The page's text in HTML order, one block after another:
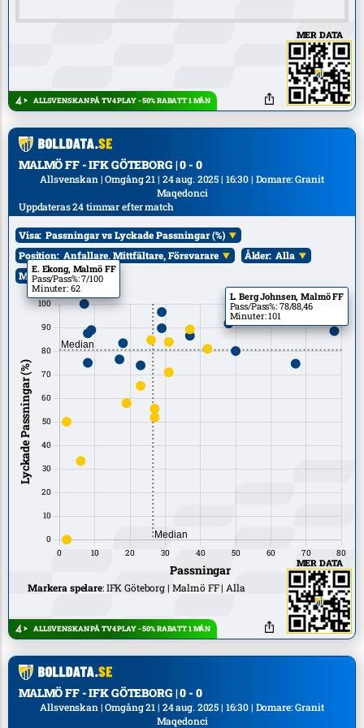
ALLSVENSKAN PÅ TV4 PLAY - 50% RABATT 1 MÅN
MER DATA
MALMÖ FF - IFK GÖTEBORG | 0 - 0
Allsvenskan | Omgång 21 | 24 aug. 2025 | 16:30 | Domare: Granit
Maqedonci
Uppdateras 24 timmar efter match
Visa: Passningar vs Lyckade Passningar (%)
Position: Anfallare, Mittfältare, Försvarare Ålder: Alla
Mål: Alla
L. Berg Johnsen, Malmö FF
Pass/Pass%: 78/88,46
Minuter: 101
E. Ekong, Malmö FF
Pass/Pass%: 7/100
Minuter: 62
Markera spelare:IFK Göteborg Malmö FF Alla
ALLSVENSKAN PÅ TV4 PLAY - 50% RABATT 1 MÅN
MER DATA
MALMÖ FF - IFK GÖTEBORG | 0 - 0
Allsvenskan | Omgång 21 | 24 aug. 2025 | 16:30 | Domare: Granit
Maqedonci